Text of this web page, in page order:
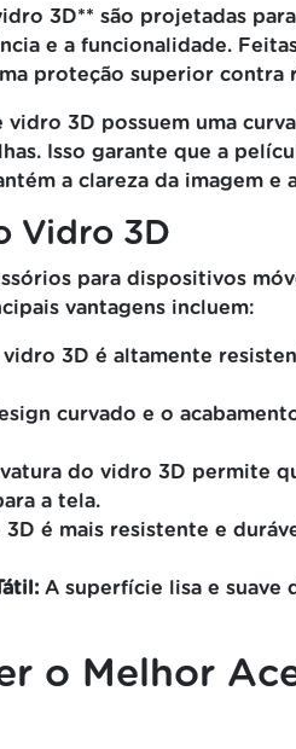
3D** são projetadas
e a funcionalidade.
proteção superior contra
vidro 3D possuem uma
Isso garante que a
a clareza da imagem
Vidro 3D
para dispositivos
vantagens incluem:
vidro 3D é altamente
curvado e o
do vidro 3D permite
a tela.
3D é mais resistente e
A superfície lisa e suave
o Melhor